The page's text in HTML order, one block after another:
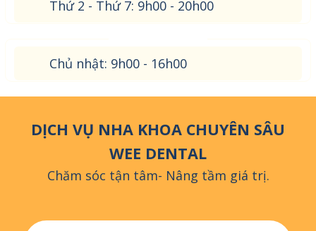
Thứ 2 - Thứ 7: 9h00 - 20h00
Chủ nhật: 9h00 - 16h00
DỊCH VỤ NHA KHOA CHUYÊN SÂU
WEE DENTAL
Chăm sóc tận tâm- Nâng tầm giá trị.